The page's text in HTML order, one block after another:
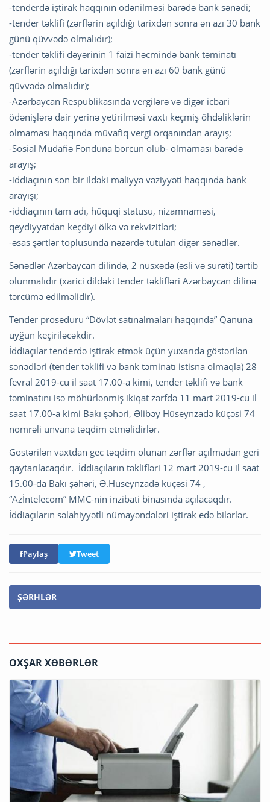
-tenderdə iştirak haqqının ödənilməsi barədə bank sənədi;
-tender təklifi (zərflərin açıldığı tarixdən sonra ən azı 30 bank
günü qüvvədə olmalıdır);
-tender təklifi dəyərinin 1 faizi həcmində bank təminatı
(zərflərin açıldığı tarixdən sonra ən azı 60 bank günü
qüvvədə olmalıdır);
-Azərbaycan Respublikasında vergilərə və digər icbari
ödənişlərə dair yerinə yetirilməsi vaxtı keçmiş öhdəliklərin
olmaması haqqında müvafiq vergi orqanından arayış;
-Sosial Müdafiə Fonduna borcun olub- olmaması barədə
arayış;
-iddiaçının son bir ildəki maliyyə vəziyyəti haqqında bank
arayışı;
-iddiaçının tam adı, hüquqi statusu, nizamnaməsi,
qeydiyyatdan keçdiyi ölkə və rekvizitləri;
-əsas şərtlər toplusunda nəzərdə tutulan digər sənədlər.
Sənədlər Azərbaycan dilində, 2 nüsxədə (əsli və surəti) tərtib
olunmalıdır (xarici dildəki tender təklifləri Azərbaycan dilinə
tərcümə edilməlidir).
Tender proseduru “Dövlət ­satınalmaları haqqında” Qanuna
uyğun keçiriləcəkdir.
İddiaçılar tenderdə iştirak etmək üçün yuxarıda göstərilən
sənədləri (tender təklifi və bank təminatı istisna olmaqla) 28
fevral 2019-cu il saat 17.00-a kimi, tender təklifi və bank
təminatını isə möhürlənmiş ikiqat zərfdə 11 mart 2019-cu il
saat 17.00-a kimi Bakı şəhəri, Əlibəy Hüseynzadə küçəsi 74
nömrəli ünvana təqdim etməlidirlər.
Göstərilən vaxtdan gec təqdim olunan zərflər açılmadan geri
qaytarılacaqdır. İddiaçıların təklifləri 12 mart 2019-cu il saat
15.00-da Bakı şəhəri, Ə.Hüseynzadə küçəsi 74 ,
“Azİntelecom” MMC-nin inzibati binasında açılacaqdır.
İddiaçıların səlahiyyətli nümayəndələri iştirak edə bilərlər.
Paylaş Tweet
ŞƏRHLƏR
OXŞAR XƏBƏRLƏR